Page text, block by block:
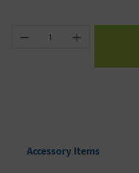
Produkt Anzahl: Gib
Produktgalerie überspringen
Accessory Items